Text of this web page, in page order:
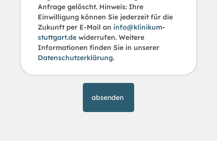
Anfrage gelöscht. Hinweis: Ihre
Einwilligung können Sie jederzeit für die
Zukunft per E-Mail an info@klinikum-
stuttgart.de widerrufen. Weitere
Informationen finden Sie in unserer
Datenschutzerklärung.
absenden